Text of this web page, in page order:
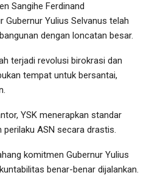
Sangihe Ferdinand
Gubernur Yulius Selvanus telah
dengan loncatan besar.
terjadi revolusi birokrasi dan
tempat untuk bersantai,
YSK menerapkan standar
ASN secara drastis.
komitmen Gubernur Yulius
benar-benar dijalankan.